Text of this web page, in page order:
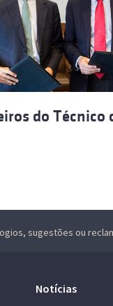
do Técnico
sugestões ou
Notícias